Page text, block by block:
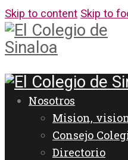
Skip to content Skip to
Nosotros
Mision,
Consejo
Directorio